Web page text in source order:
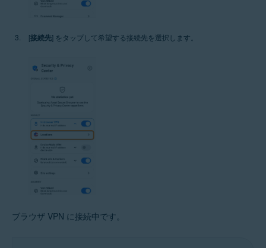
[接続先] をタップして希望する接続先を選択します。
ブラウザ VPN に接続中です。